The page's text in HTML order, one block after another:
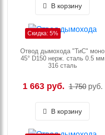
В корзину
Скидка: 5%
Отвод дымохода "ТиС" моно
45° D150 нерж. сталь 0.5 мм
316 сталь
1 663 руб. 1 750 руб.
В корзину